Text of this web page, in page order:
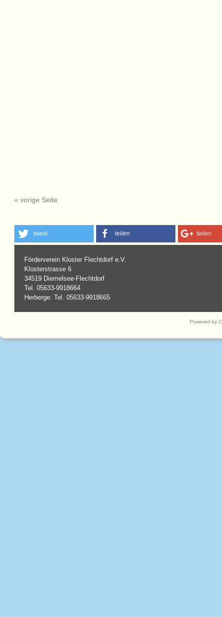
« vorige Seite
tweet teilen teilen
Förderverein Kloster Flechtdorf e.V.
Klosterstrasse 6
34519 Diemelsee-Flechtdorf
Tel. 05633-9918664
Herberge: Tel. 05633-9918665
Powered by